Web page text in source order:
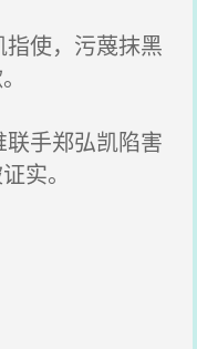
使，污蔑抹黑
手郑弘凯陷害
实。